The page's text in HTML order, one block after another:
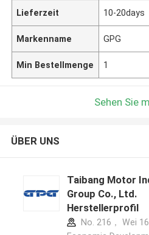
Lieferzeit 10-20days
Markenname GPG
Min Bestellmenge 1
Sehen Sie
ÜBER UNS
Taibang Motor
Group Co., Ltd.
Herstellerprofil
No. 216， Wei